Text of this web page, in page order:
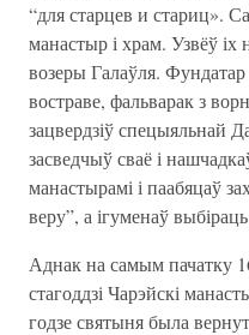
“для старцев и стариц».
манастыр і храм. Узвёў іх
возеры Галаўля.
востраве, фальварак з
зацвердзіў спецыяльнай
засведчыў сваё і
манастырамі і паабяцаў
веру”, а ігуменаў
Аднак на самым пачатку
стагоддзі Чарэйскі
годзе святыня была